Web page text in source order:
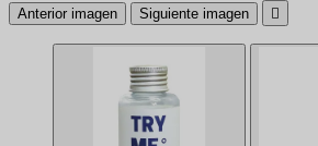
Anterior imagen Siguiente imagen 